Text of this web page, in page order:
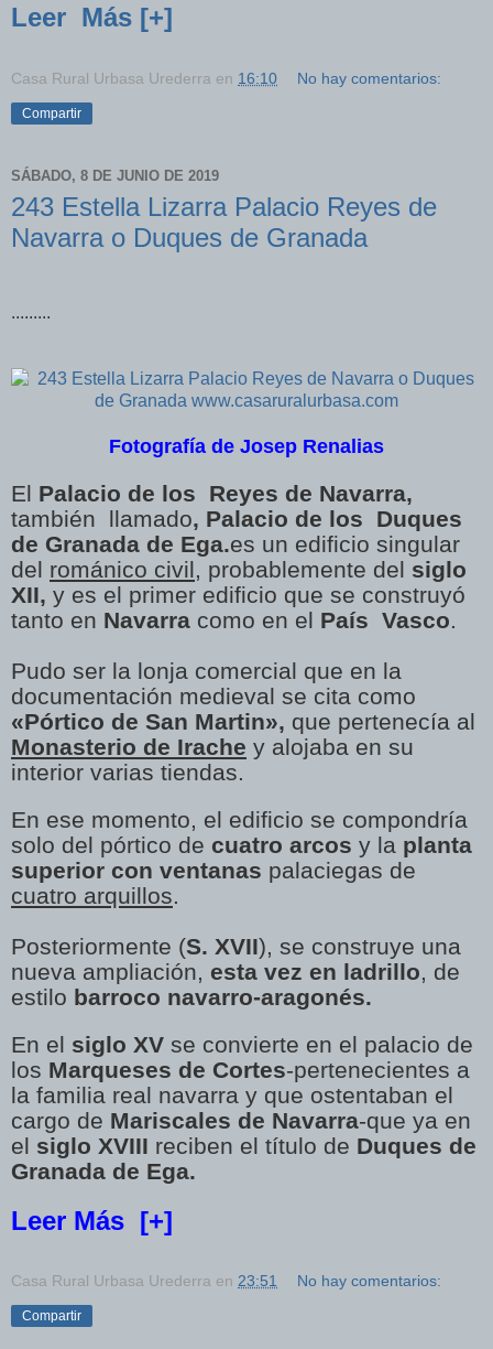
Leer Más [+]
Casa Rural Urbasa Urederra en 16:10 No hay comentarios:
Compartir
SÁBADO, 8 DE JUNIO DE 2019
243 Estella Lizarra Palacio Reyes de
Navarra o Duques de Granada
.........
Fotografía de Josep Renalias
El Palacio de los Reyes de Navarra,
también llamado, Palacio de los Duques
de Granada de Ega.es un edificio singular
del románico civil, probablemente del siglo
XII, y es el primer edificio que se construyó
tanto en Navarra como en el País Vasco.
Pudo ser la lonja comercial que en la
documentación medieval se cita como
«Pórtico de San Martin», que pertenecía al
Monasterio de Irache y alojaba en su
interior varias tiendas.
En ese momento, el edificio se compondría
solo del pórtico de cuatro arcos y la planta
superior con ventanas palaciegas de
cuatro arquillos.
Posteriormente (S. XVII), se construye una
nueva ampliación, esta vez en ladrillo, de
estilo barroco navarro-aragonés.
En el siglo XV se convierte en el palacio de
los Marqueses de Cortes-pertenecientes a
la familia real navarra y que ostentaban el
cargo de Mariscales de Navarra-que ya en
el siglo XVIII reciben el título de Duques de
Granada de Ega.
Leer Más [+]
Casa Rural Urbasa Urederra en 23:51 No hay comentarios:
Compartir